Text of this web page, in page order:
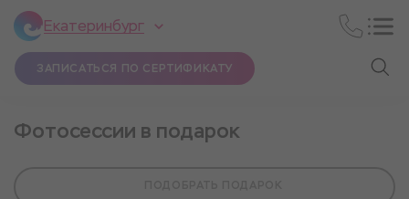
Екатеринбург
ЗАПИСАТЬСЯ ПО СЕРТИФИКАТУ
Фотосессии в подарок